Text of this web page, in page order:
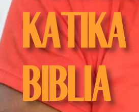
KATIKA
BIBLIA